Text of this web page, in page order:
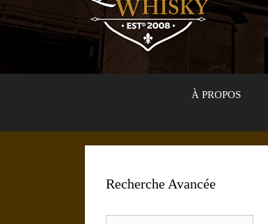
À PROPOS
Recherche Avancée